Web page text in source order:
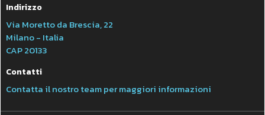
Indirizzo
Via Moretto da Brescia, 22
Milano - Italia
CAP 20133
Contatti
Contatta il nostro team per maggiori informazioni